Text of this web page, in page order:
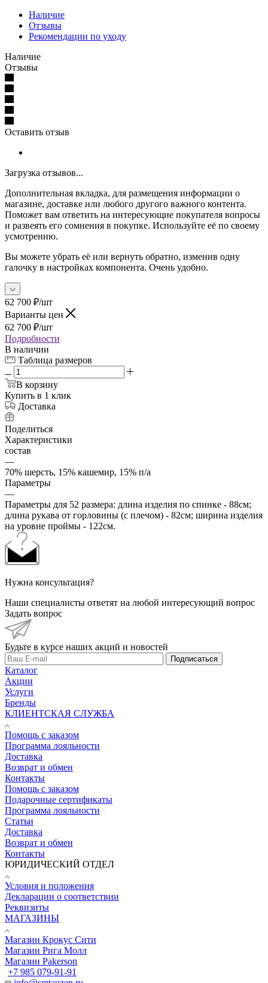
Наличие
Отзывы
Рекомендации по уходу
Наличие
Отзывы
Оставить отзыв
Загрузка отзывов...
Дополнительная вкладка, для размещения информации о
магазине, доставке или любого другого важного контента.
Поможет вам ответить на интересующие покупателя вопросы
и развеять его сомнения в покупке. Используйте её по своему
усмотрению.
Вы можете убрать её или вернуть обратно, изменив одну
галочку в настройках компонента. Очень удобно.
62 700 ₽/шт
Варианты цен
62 700 ₽/шт
Подробности
В наличии
Таблица размеров
В корзину
Купить в 1 клик
Доставка
Поделиться
Характеристики
состав
—
70% шерсть, 15% кашемир, 15% п/а
Параметры
—
Параметры для 52 размера: длина изделия по спинке - 88см;
длина рукава от горловины (с плечом) - 82см; ширина изделия
на уровне проймы - 122см.
Нужна консультация?
Наши специалисты ответят на любой интересующий вопрос
Задать вопрос
Будьте в курсе наших акций и новостей
Подписаться
Каталог
Акции
Услуги
Бренды
КЛИЕНТСКАЯ СЛУЖБА
Помощь с заказом
Программа лояльности
Доставка
Возврат и обмен
Контакты
Помощь с заказом
Подарочные сертификаты
Программа лояльности
Статьи
Доставка
Возврат и обмен
Контакты
ЮРИДИЧЕСКИЙ ОТДЕЛ
Условия и положения
Декларации о соответствии
Реквизиты
МАГАЗИНЫ
Магазин Крокус Сити
Магазин Рига Молл
Магазин Pakerson
+7 985 079-91-91